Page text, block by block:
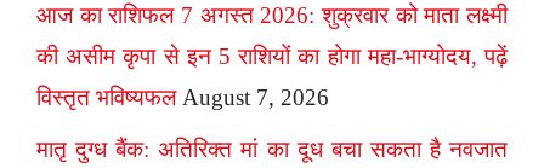
आज का राशिफल 7 अगस्त 2026: शुक्रवार को माता लक्ष्मी
की असीम कृपा से इन 5 राशियों का होगा महा-भाग्योदय, पढ़ें
विस्तृत भविष्यफल August 7, 2026
मातृ दुग्ध बैंक: अतिरिक्त मां का दूध बचा सकता है नवजात